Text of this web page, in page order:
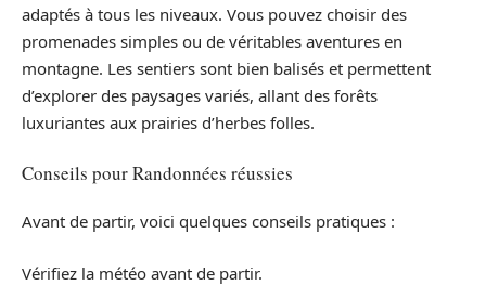
adaptés à tous les niveaux. Vous pouvez choisir des
promenades simples ou de véritables aventures en
montagne. Les sentiers sont bien balisés et permettent
d’explorer des paysages variés, allant des forêts
luxuriantes aux prairies d’herbes folles.
Conseils pour Randonnées réussies
Avant de partir, voici quelques conseils pratiques :
Vérifiez la météo avant de partir.